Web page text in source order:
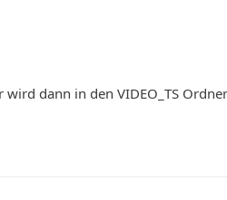
dann in den VIDEO_TS